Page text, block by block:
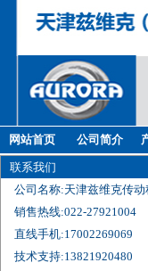
网站首页 公司简介
联系我们
公司名称:天津兹维克传动
销售热线:022-27921004
直线手机:17002269069
技术支持:13821920480